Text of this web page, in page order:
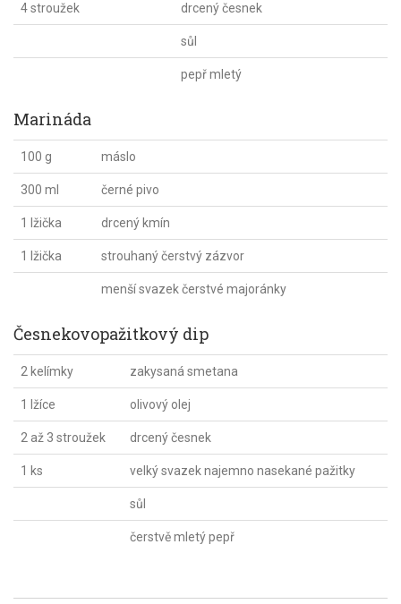
4 stroužek drcený česnek
sůl
pepř mletý
Marináda
100 g máslo
300 ml černé pivo
1 lžička drcený kmín
1 lžička strouhaný čerstvý zázvor
menší svazek čerstvé majoránky
Česnekovopažitkový dip
2 kelímky zakysaná smetana
1 lžíce olivový olej
2 až 3 stroužek drcený česnek
1 ks velký svazek najemno nasekané pažitky
sůl
čerstvě mletý pepř